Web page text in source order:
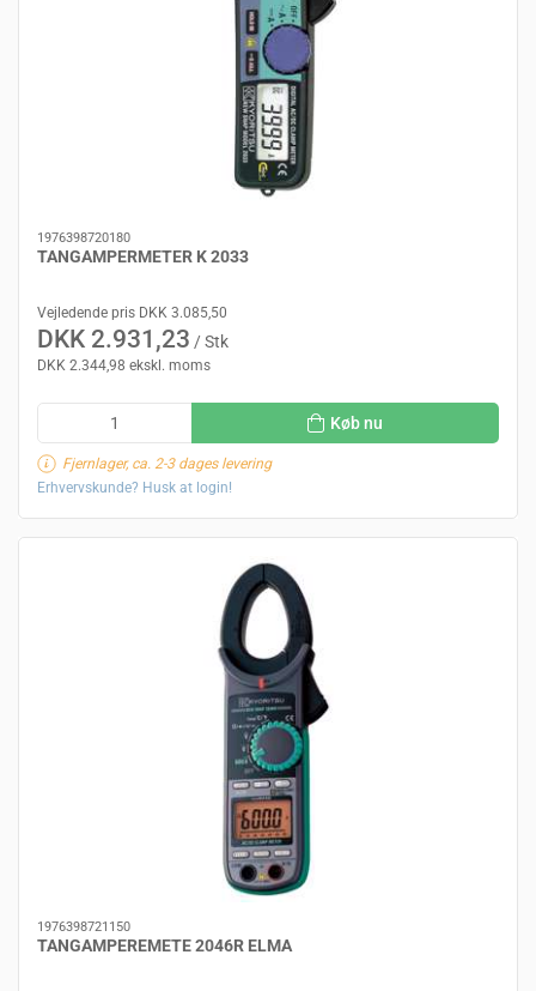
1976398720180
TANGAMPERMETER K 2033
Vejledende pris DKK 3.085,50
DKK 2.931,23 / Stk
DKK 2.344,98 ekskl. moms
Køb nu
Fjernlager, ca. 2-3 dages levering
Erhvervskunde? Husk at login!
1976398721150
TANGAMPEREMETE 2046R ELMA